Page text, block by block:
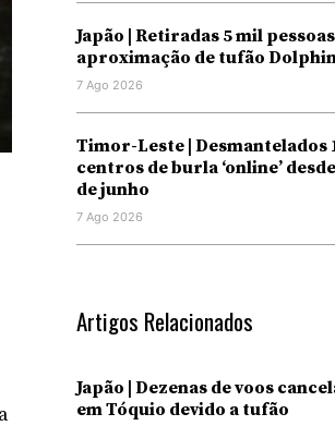
Japão | Retiradas 5 mil
aproximação de tufão
7 Ago 2026
Timor-Leste | Desmantelados
centros de burla ‘online’
de junho
7 Ago 2026
Artigos Relacionados
Japão | Dezenas de voos
em Tóquio devido a tufão